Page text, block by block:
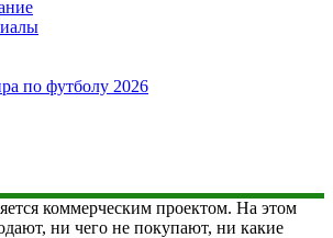
по футболу 2026
коммерческим проектом. На этом
ни чего не покупают, ни какие